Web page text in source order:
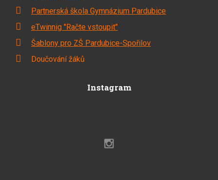
Partnerská škola Gymnázium Pardubice
eTwinnig "Račte vstoupit"
Šablony pro ZŠ Pardubice-Spořilov
Doučování žáků
Instagram